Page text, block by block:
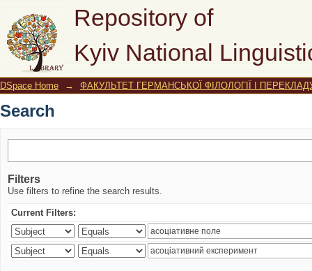
Repository of
Kyiv National
Search
DSpace Home → ФАКУЛЬТЕТ ГЕРМАНСЬКОЇ ФІЛОЛОГІЇ І
Search
Filters
Use filters to refine the search results.
Current Filters: